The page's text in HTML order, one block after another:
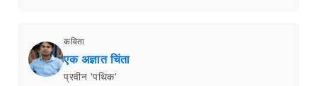
कविता
एक अज्ञात चिंता
प्रवीन 'पथिक'